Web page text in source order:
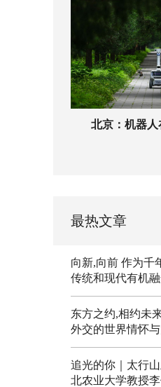
北京：机器人
最热文章
向新,向前 作为千
传统和现代有机
东方之约,相约未
外交的世界情怀
追光的你｜太行
北农业大学教授李